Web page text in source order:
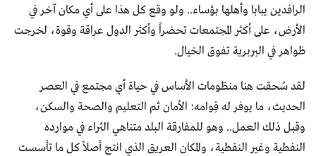
الرافدين يبابا وأهلها بؤساء.. ولو وقع كل هذا على أي مكان آخر في
الأرض، على أكثر المجتمعات تحضراً وأكثر الدول عراقة وقوة، لخرجت
ظواهر في البربرية تفوق الخيال.
لقد سُحقت هنا منظومات الأساس في حياة أي مجتمع في العصر
الحديث، ما يوفر له قِوامه: الأمان ثم التعليم والصحة والسكن،
وقبل ذلك العمل.. وهو للمفارقة البلد متناهي الثراء في موارده
النفطية وغير النفطية، والمكان العريق الذي انتج أصلاً كل ما تأسست